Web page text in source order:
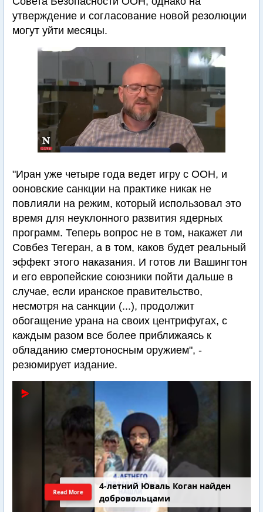
утверждение и согласование новой резолюции
могут уйти месяцы.
"Иран уже четыре года ведет игру с ООН, и
ооновские санкции на практике никак не
повлияли на режим, который использовал это
время для неуклонного развития ядерных
программ. Теперь вопрос не в том, накажет ли
Совбез Тегеран, а в том, каков будет реальный
эффект этого наказания. И готов ли Вашингтон
и его европейские союзники пойти дальше в
случае, если иранское правительство,
несмотря на санкции (...), продолжит
обогащение урана на своих центрифугах, с
каждым разом все более приближаясь к
обладанию смертоносным оружием", -
резюмирует издание.
4-летний Юваль Коган найден
добровольцами
Read More